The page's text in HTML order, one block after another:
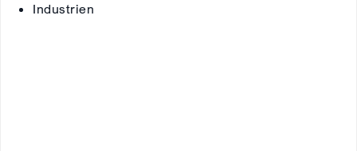
Industrien